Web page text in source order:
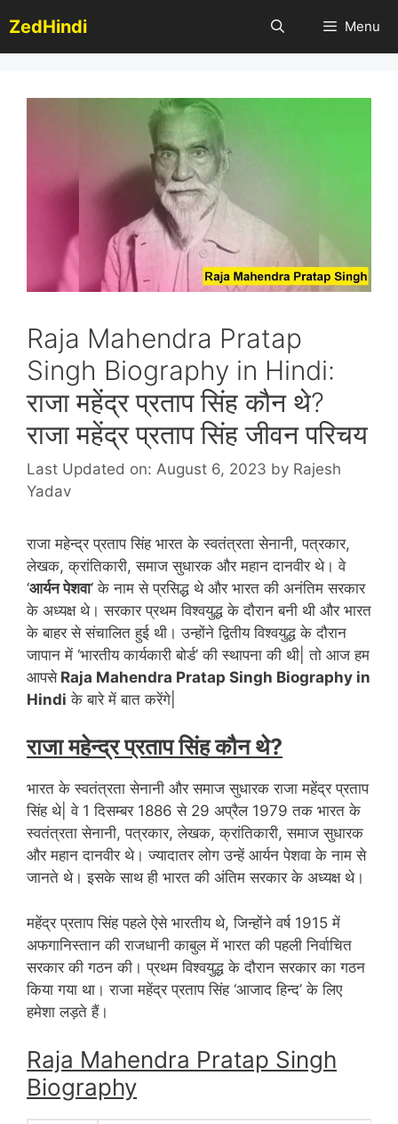
to
content
ZedHindi Menu
Raja Mahendra Pratap
Singh Biography in Hindi:
राजा महेंद्र प्रताप सिंह कौन थे?
राजा महेंद्र प्रताप सिंह जीवन परिचय
Last Updated on: August 6, 2023 by Rajesh
Yadav
राजा महेन्द्र प्रताप सिंह भारत के स्वतंत्रता सेनानी, पत्रकार,
लेखक, क्रांतिकारी, समाज सुधारक और महान दानवीर थे। वे
‘आर्यन पेशवा‘ के नाम से प्रसिद्ध थे और भारत की अनंतिम सरकार
के अध्यक्ष थे। सरकार प्रथम विश्वयुद्ध के दौरान बनी थी और भारत
के बाहर से संचालित हुई थी। उन्होंने द्वितीय विश्वयुद्ध के दौरान
जापान में ‘भारतीय कार्यकारी बोर्ड’ की स्थापना की थी| तो आज हम
आपसेRaja Mahendra Pratap Singh Biography in
Hindi के बारे में बात करेंगे|
राजा महेन्द्र प्रताप सिंह कौन थे?
भारत के स्वतंत्रता सेनानी और समाज सुधारक राजा महेंद्र प्रताप
सिंह थे| वे 1 दिसम्बर 1886 से 29 अप्रैल 1979 तक भारत के
स्वतंत्रता सेनानी, पत्रकार, लेखक, क्रांतिकारी, समाज सुधारक
और महान दानवीर थे। ज्यादातर लोग उन्हें आर्यन पेशवा के नाम से
जानते थे। इसके साथ ही भारत की अंतिम सरकार के अध्यक्ष थे।
महेंद्र प्रताप सिंह पहले ऐसे भारतीय थे, जिन्होंने वर्ष 1915 में
अफगानिस्तान की राजधानी काबुल में भारत की पहली निर्वाचित
सरकार की गठन की। प्रथम विश्वयुद्ध के दौरान सरकार का गठन
किया गया था। राजा महेंद्र प्रताप सिंह ‘आजाद हिन्द’ के लिए
हमेशा लड़ते हैं।
Raja Mahendra Pratap Singh
Biography